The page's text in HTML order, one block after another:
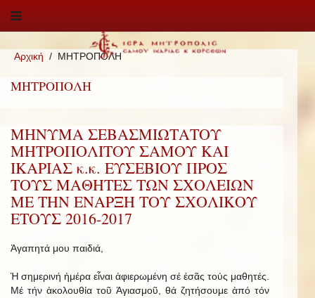
Αρχική ΜΗΤΡΟΠΟΛΗ
ΜΗΤΡΟΠΟΛΗ
ΜΗΝΥΜΑ ΣΕΒΑΣΜΙΩΤΑΤΟΥ
ΜΗΤΡΟΠΟΛΙΤΟΥ ΣΑΜΟΥ ΚΑΙ
ΙΚΑΡΙΑΣ κ.κ. ΕΥΣΕΒΙΟΥ ΠΡΟΣ
ΤΟΥΣ ΜΑΘΗΤΕΣ ΤΩΝ ΣΧΟΛΕΙΩΝ
ΜΕ ΤΗΝ ΕΝΑΡΞΗ ΤΟΥ ΣΧΟΛΙΚΟΥ
ΕΤΟΥΣ 2016-2017
Ἀγαπητά μου παιδιά,
Ἡ σημερινή ἡμέρα εἶναι ἀφιερωμένη σέ ἐσᾶς τούς μαθητές.
Μέ τήν ἀκολουθία τοῦ Ἁγιασμοῦ, θά ζητήσουμε ἀπό τόν